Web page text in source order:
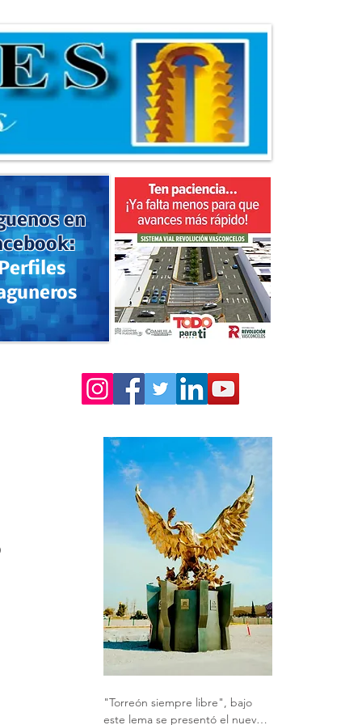
en
"Torreón siempre libre", bajo
este lema se presentó el nuevo